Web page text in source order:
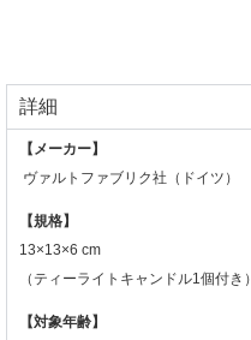
詳細
【メーカー】
ヴァルトファブリク社（ドイツ）
【規格】
13×13×6 cm
（ティーライトキャンドル1個付き）
【対象年齢】